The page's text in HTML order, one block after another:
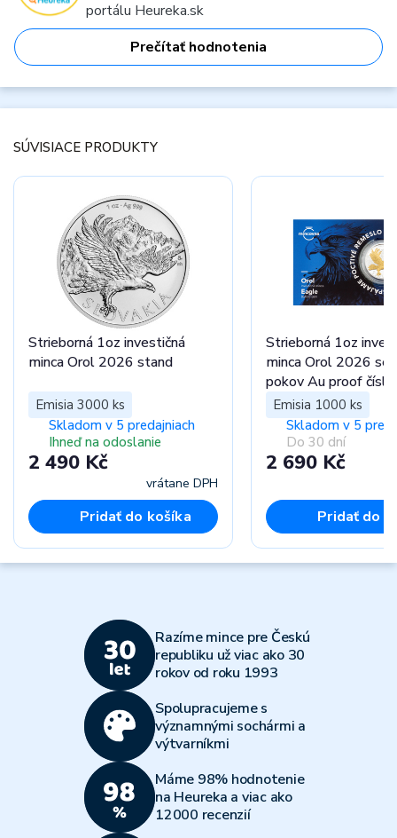
portálu Heureka.sk
Prečítať hodnotenia
SÚVISIACE PRODUKTY
Strieborná 1oz investičná
minca Orol 2026 stand
Emisia 3000 ks
Skladom v 5 predajniach
Ihneď na odoslanie
2 490 Kč
vrátane DPH
Pridať do košíka
Strieborná 1oz
minca Orol 2026
pokov Au proof
Emisia 1000 ks
Skladom v 5
Do 30 dní
2 690 Kč
Pridať do
Razíme mince pre Českú
republiku už viac ako 30
rokov od roku 1993
Spolupracujeme s
významnými sochármi a
výtvarníkmi
Máme 98% hodnotenie
na Heureka a viac ako
12000 recenzií